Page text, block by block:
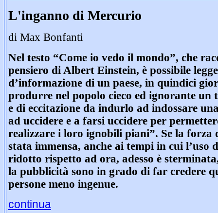
L'inganno di Mercurio
di Max Bonfanti
Nel testo “Come io vedo il mondo”, che
pensiero di Albert Einstein, è possibile
d’informazione di un paese, in quindici
produrre nel popolo cieco ed ignorante un
e di eccitazione da indurlo ad indossare
ad uccidere e a farsi uccidere per
realizzare i loro ignobili piani”. Se la forza
stata immensa, anche ai tempi in cui l’uso
ridotto rispetto ad ora, adesso è
la pubblicità sono in grado di far credere
persone meno ingenue.
continua